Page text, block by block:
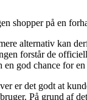
shopper på en
alternativ kan
forstår de
en god chance for
er det godt at
På grund af